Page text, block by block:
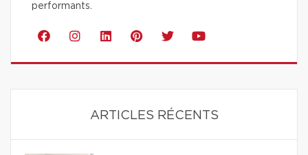
performants.
ARTICLES RÉCENTS